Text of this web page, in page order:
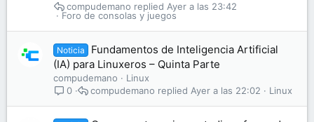
Foro de consolas y juegos
Ayer a las 23:42
compudemano
Noticia
Fundamentos de Inteligencia Artificial
(IA) para Linuxeros – Quinta Parte
compudemano
Linux
0
Linux
Ayer a las 22:02
compudemano